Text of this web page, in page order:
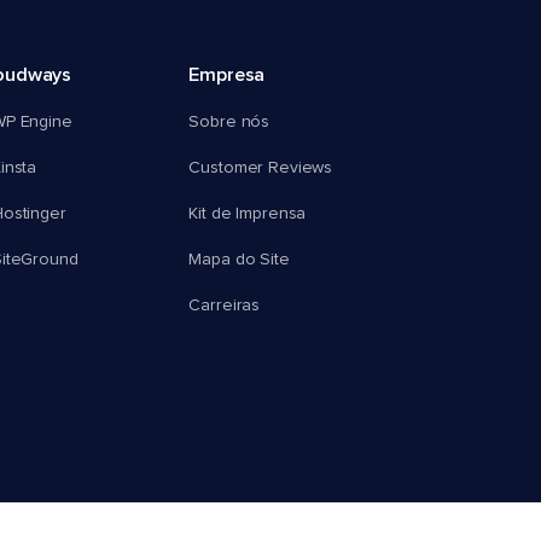
Engine
Empresa
Sobre nós
Customer Reviews
Kit de Imprensa
Mapa do Site
Carreiras